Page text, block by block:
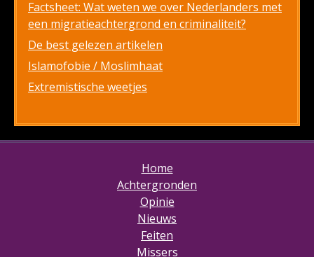
Factsheet: Wat weten we over Nederlanders met
een migratieachtergrond en criminaliteit?
De best gelezen artikelen
Islamofobie / Moslimhaat
Extremistische weetjes
Home
Achtergronden
Opinie
Nieuws
Feiten
Missers